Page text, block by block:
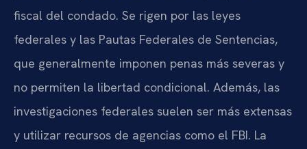
fiscal del condado. Se rigen por las leyes
federales y las Pautas Federales de Sentencias,
que generalmente imponen penas más severas y
no permiten la libertad condicional. Además, las
investigaciones federales suelen ser más extensas
y utilizar recursos de agencias como el FBI. La